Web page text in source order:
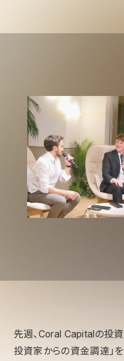
先週、Coral Capitalの投
投資家からの資金調達」